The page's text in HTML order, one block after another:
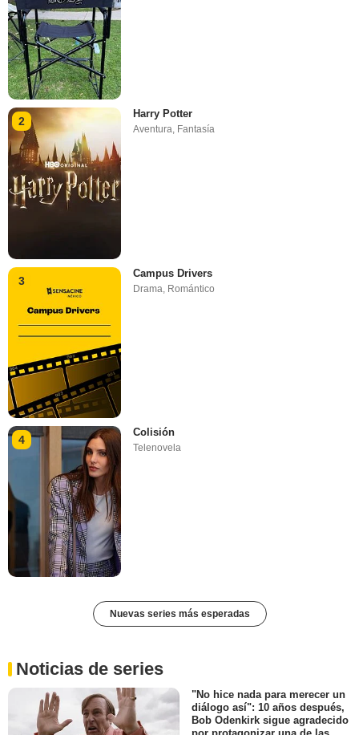
2
Harry Potter
Aventura, Fantasía
3
Campus Drivers
Drama Romántico
4
Colisión
Telenovela
Nuevas series más esperadas
Noticias de series
"No hice nada para merecer un
diálogo así": 10 años después,
Bob Odenkirk sigue agradecido